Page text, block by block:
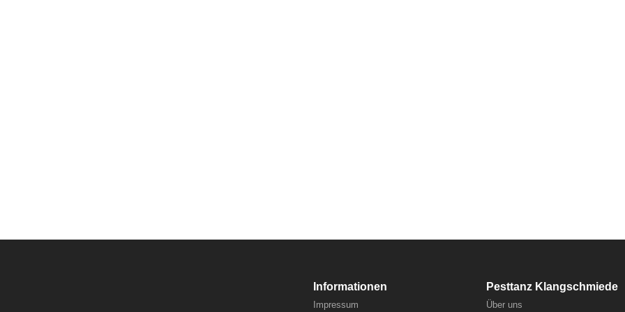
Informationen
Impressum
Pesttanz Klangschmiede
Über uns